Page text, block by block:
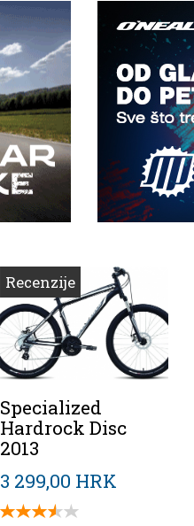
Recenzije
Specialized
Hardrock Disc
2013
3 299,00 HRK